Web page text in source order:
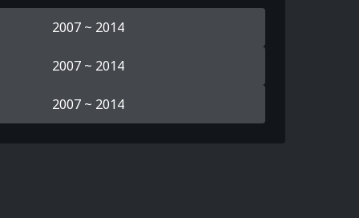
2007 ~ 2014
2007 ~ 2014
2007 ~ 2014